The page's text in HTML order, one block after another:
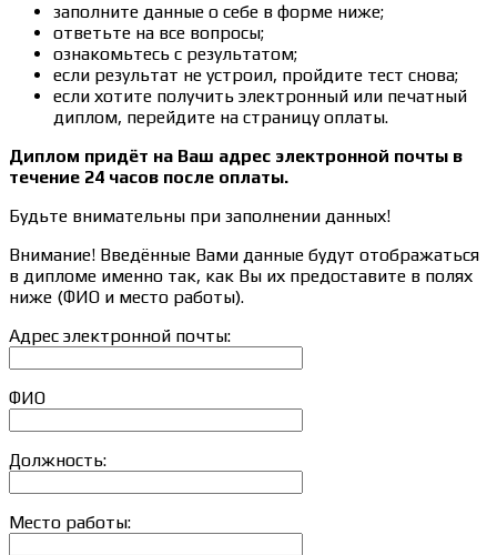
заполните данные о себе в форме ниже;
ответьте на все вопросы;
ознакомьтесь с результатом;
если результат не устроил, пройдите тест снова;
если хотите получить электронный или печатный
диплом, перейдите на страницу оплаты.
Диплом придёт на Ваш адрес электронной почты в
течение 24 часов после оплаты.
Будьте внимательны при заполнении данных!
Внимание! Введённые Вами данные будут отображаться
в дипломе именно так, как Вы их предоставите в полях
ниже (ФИО и место работы).
Адрес электронной почты:
ФИО
Должность:
Место работы: